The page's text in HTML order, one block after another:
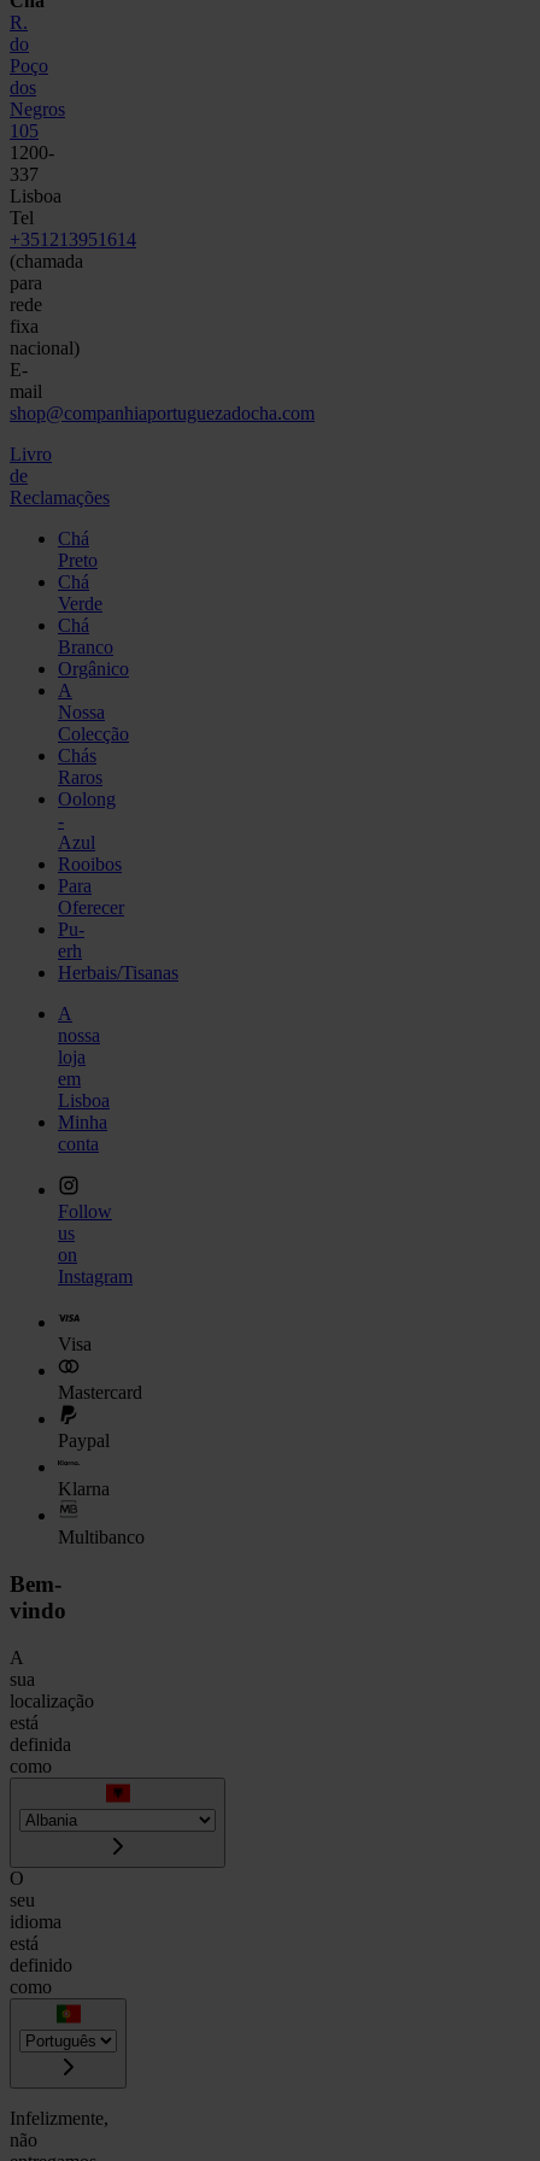
R.
do
Poço
dos
Negros
105
1200-
337
Lisboa
Tel
+351213951614
(chamada
para
rede
fixa
nacional)
E-
mail
shop@companhiaportuguezadocha.com
Livro
de
Reclamações
Chá
Preto
Chá
Verde
Chá
Branco
Orgânico
A
Nossa
Colecção
Chás
Raros
Oolong
-
Azul
Rooibos
Para
Oferecer
Pu-
erh
Herbais/Tisanas
A
nossa
loja
em
Lisboa
Minha
conta
Follow
us
on
Instagram
Visa
Mastercard
Paypal
Klarna
Multibanco
Bem-
vindo
A
sua
localização
está
definida
como
O
seu
idioma
está
definido
como
Infelizmente,
não